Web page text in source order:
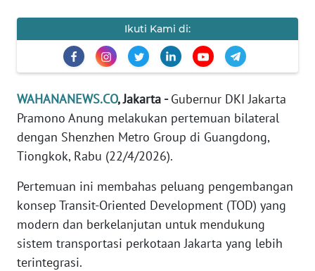
Ikuti Kami di:
WAHANANEWS.CO, Jakarta -Gubernur DKI Jakarta
Pramono Anung melakukan pertemuan bilateral
dengan Shenzhen Metro Group di Guangdong,
Tiongkok, Rabu (22/4/2026).
Pertemuan ini membahas peluang pengembangan
konsep Transit-Oriented Development (TOD) yang
modern dan berkelanjutan untuk mendukung
sistem transportasi perkotaan Jakarta yang lebih
terintegrasi.
EDITORIAL
Informasi
BERITA
KONTAK
KAMI